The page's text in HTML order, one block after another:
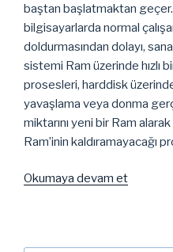
baştan başlatmaktan geçer.
bilgisayarlarda normal
doldurmasından dolayı,
sistemi Ram üzerinde hızlı
prosesleri, harddisk üzerinde
yavaşlama veya donma
miktarını yeni bir Ram
Ram’inin kaldıramayacağı
Okumaya devam et“Linux